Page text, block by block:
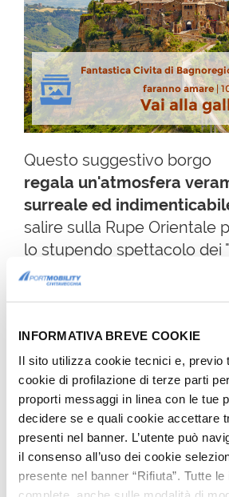
INFORMATIVA BREVE COOKIE
Il sito utilizza cookie tecnici e, previo
cookie di profilazione di terze parti
proporti messaggi in linea con le tue
decidere se e quali cookie accettare
presenti nel banner. L’utente può
il consenso all’uso dei cookie
presente nel banner “Rifiuta”. Tutte
Fantastica Civita di
faranno amare|
Vai alla
Questo suggestivo borgo
regala un'atmosfera
surreale ed
salire sulla Rupe Orientale
lo stupendo spettacolo dei
enormi muraglioni in argilla
traccia di un processo
trattorie e bar ma anche
breakfast
negozi di
Per un approfondimento
articolo dedicato a Civita
TARQUINIA